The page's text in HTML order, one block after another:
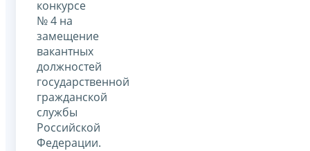
конкурсе
№ 4 на
замещение
вакантных
должностей
государственной
гражданской
службы
Российской
Федерации.